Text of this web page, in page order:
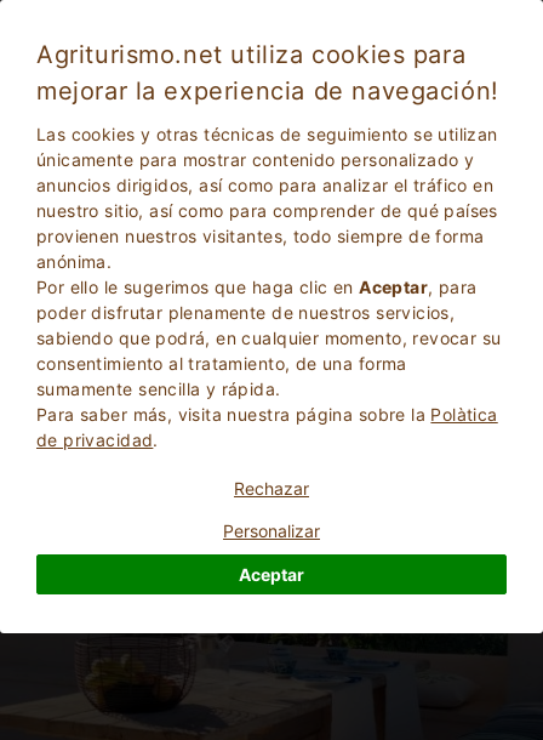
Agriturismo.net utiliza cookies para
mejorar la experiencia de navegación!
Las cookies y otras técnicas de seguimiento se utilizan
únicamente para mostrar contenido personalizado y
anuncios dirigidos, así como para analizar el tráfico en
nuestro sitio, así como para comprender de qué países
provienen nuestros visitantes, todo siempre de forma
anónima.
Por ello le sugerimos que haga clic enAceptar, para
poder disfrutar plenamente de nuestros servicios,
sabiendo que podrá, en cualquier momento, revocar su
consentimiento al tratamiento, de una forma
sumamente sencilla y rápida.
Para saber más, visita nuestra página sobre la Polà­tica
de privacidad.
Rechazar
Personalizar
Aceptar
Ostuni 5510
Casa de vacaciones
Brindisi, Ostuni(Mapa) 3 Camas
PREGUNTA AL PROPIETARIO
Excepcional
10
Más Información